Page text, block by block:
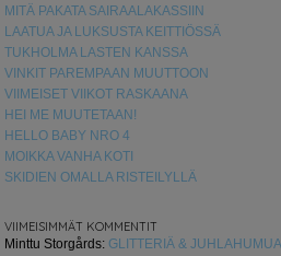
MITÄ PAKATA SAIRAALAKASSIIN
LAATUA JA LUKSUSTA KEITTIÖSSÄ
TUKHOLMA LASTEN KANSSA
VINKIT PAREMPAAN MUUTTOON
VIIMEISET VIIKOT RASKAANA
HEI ME MUUTETAAN!
HELLO BABY NRO 4
MOIKKA VANHA KOTI
SKIDIEN OMALLA RISTEILYLLÄ
VIIMEISIMMÄT KOMMENTIT
Minttu Storgårds: GLITTERIÄ &